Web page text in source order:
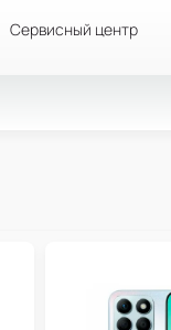
Сервисный центр